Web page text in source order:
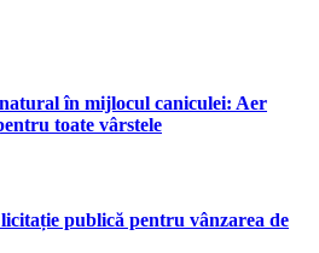
în mijlocul caniculei: Aer
toate vârstele
publică pentru vânzarea de